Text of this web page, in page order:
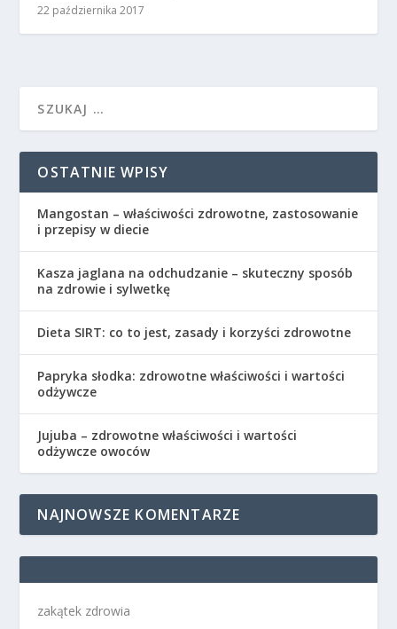
22 października 2017
OSTATNIE WPISY
Mangostan – właściwości zdrowotne, zastosowanie
i przepisy w diecie
Kasza jaglana na odchudzanie – skuteczny sposób
na zdrowie i sylwetkę
Dieta SIRT: co to jest, zasady i korzyści zdrowotne
Papryka słodka: zdrowotne właściwości i wartości
odżywcze
Jujuba – zdrowotne właściwości i wartości
odżywcze owoców
NAJNOWSZE KOMENTARZE
zakątek zdrowia